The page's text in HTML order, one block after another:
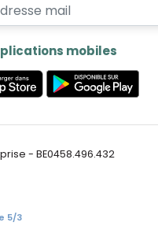
mobiles
- BE0458.496.432
5/3